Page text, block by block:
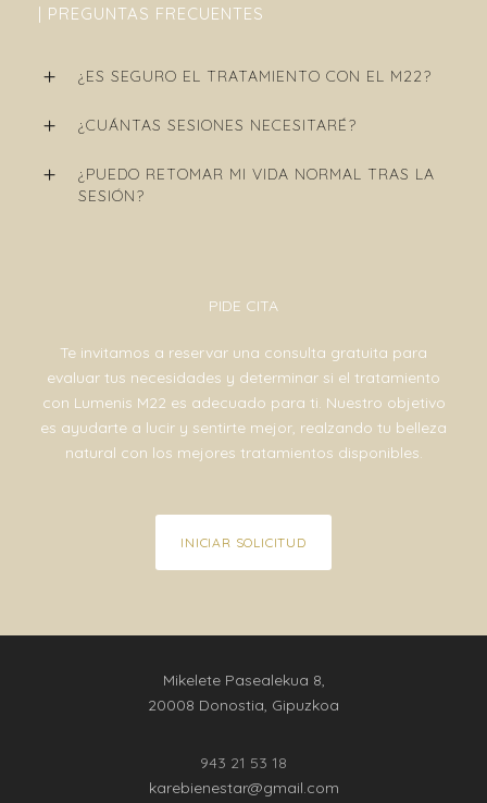
| PREGUNTAS FRECUENTES
¿ES SEGURO EL TRATAMIENTO CON EL M22?
¿CUÁNTAS SESIONES NECESITARÉ?
¿PUEDO RETOMAR MI VIDA NORMAL TRAS LA
SESIÓN?
PIDE CITA
Te invitamos a reservar una consulta gratuita para
evaluar tus necesidades y determinar si el tratamiento
con Lumenis M22 es adecuado para ti. Nuestro objetivo
es ayudarte a lucir y sentirte mejor, realzando tu belleza
natural con los mejores tratamientos disponibles.
INICIAR SOLICITUD
Mikelete Pasealekua 8,
20008 Donostia, Gipuzkoa
943 21 53 18
karebienestar@gmail.com